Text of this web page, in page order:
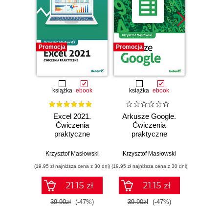
Promocja
książka ebook
Excel 2021.
Ćwiczenia
praktyczne
Krzysztof Masłowski
(19,95 zł najniższa cena z 30 dni)
21.15 zł
39.90zł (-47%)
Promocja
książka ebook
Arkusze Google.
Ćwiczenia
praktyczne
Krzysztof Masłowski
(19,95 zł najniższa cena z 30 dni)
21.15 zł
39.90zł (-47%)